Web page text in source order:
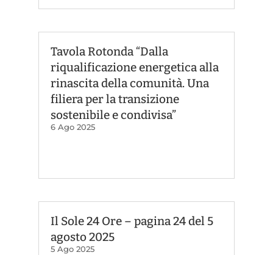
Tavola Rotonda “Dalla
riqualificazione energetica alla
rinascita della comunità. Una
filiera per la transizione
sostenibile e condivisa”
6 Ago 2025
Il Sole 24 Ore – pagina 24 del 5
agosto 2025
5 Ago 2025